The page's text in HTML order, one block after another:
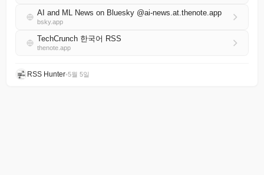
AI and ML News on Bluesky @ai-news.at.thenote.app
bsky.app
TechCrunch 한국어 RSS
thenote.app
RSS Hunter•5월 5일